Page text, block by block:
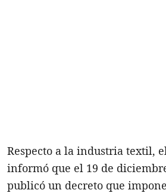
Respecto a la industria textil,
informó que el 19 de
publicó un decreto que